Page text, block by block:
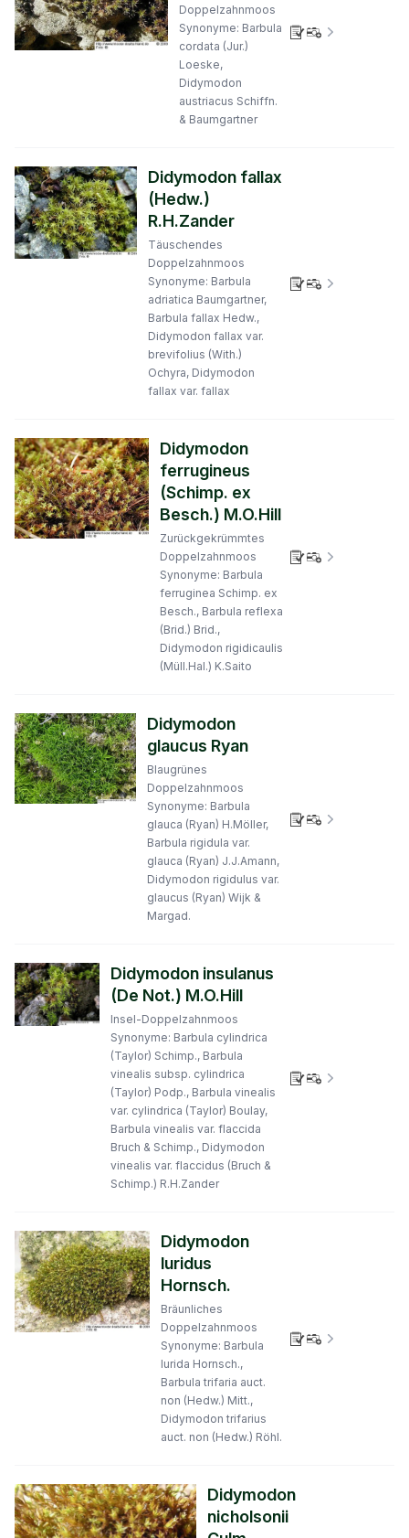
Doppelzahnmoos
Synonyme: Barbula
cordata (Jur.)
Loeske,
Didymodon
austriacus Schiffn.
& Baumgartner
Didymodon fallax
(Hedw.)
R.H.Zander
Täuschendes
Doppelzahnmoos
Synonyme: Barbula
adriatica Baumgartner,
Barbula fallax Hedw.,
Didymodon fallax var.
brevifolius (With.)
Ochyra, Didymodon
fallax var. fallax
Didymodon
ferrugineus
(Schimp. ex
Besch.) M.O.Hill
Zurückgekrümmtes
Doppelzahnmoos
Synonyme: Barbula
ferruginea Schimp. ex
Besch., Barbula reflexa
(Brid.) Brid.,
Didymodon rigidicaulis
(Müll.Hal.) K.Saito
Didymodon
glaucus Ryan
Blaugrünes
Doppelzahnmoos
Synonyme: Barbula
glauca (Ryan) H.Möller,
Barbula rigidula var.
glauca (Ryan) J.J.Amann,
Didymodon rigidulus var.
glaucus (Ryan) Wijk &
Margad.
Didymodon insulanus
(De Not.) M.O.Hill
Insel-Doppelzahnmoos
Synonyme: Barbula cylindrica
(Taylor) Schimp., Barbula
vinealis subsp. cylindrica
(Taylor) Podp., Barbula vinealis
var. cylindrica (Taylor) Boulay,
Barbula vinealis var. flaccida
Bruch & Schimp., Didymodon
vinealis var. flaccidus (Bruch &
Schimp.) R.H.Zander
Didymodon
luridus
Hornsch.
Bräunliches
Doppelzahnmoos
Synonyme: Barbula
lurida Hornsch.,
Barbula trifaria auct.
non (Hedw.) Mitt.,
Didymodon trifarius
auct. non (Hedw.) Röhl.
Didymodon
nicholsonii